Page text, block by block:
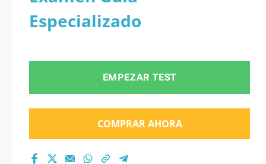
Examen Guía
Especializado
EMPEZAR TEST
COMPRAR AHORA